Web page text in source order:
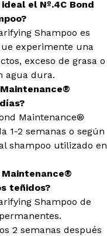
el Nº.4C Bond
Shampoo es
experimente una
exceso de grasa o
agua dura.
Maintenance®
1-2 semanas o según
shampoo utilizado en
Maintenance®
teñidos?
Shampoo de
2 semanas después